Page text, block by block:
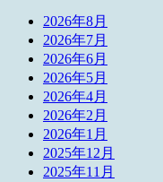
2026年8月
2026年7月
2026年6月
2026年5月
2026年4月
2026年2月
2026年1月
2025年12月
2025年11月